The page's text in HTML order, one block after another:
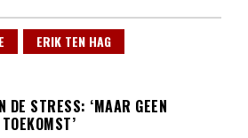
ERIK TEN HAG
DE STRESS: ‘MAAR GEEN